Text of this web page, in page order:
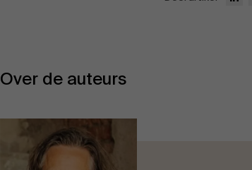
Over de auteurs